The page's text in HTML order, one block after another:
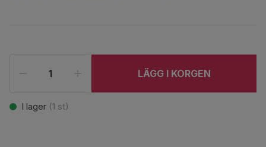
LÄGG I KORGEN
I lager (1 st)